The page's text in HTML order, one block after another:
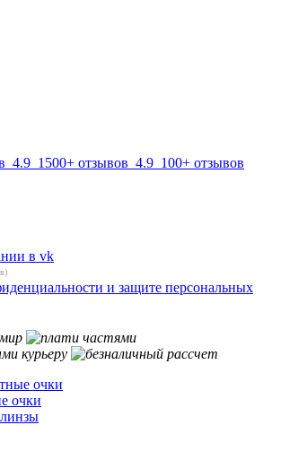
4.9 1500+ отзывов 4.9 100+ отзывов
и защите персональных
очки
очки